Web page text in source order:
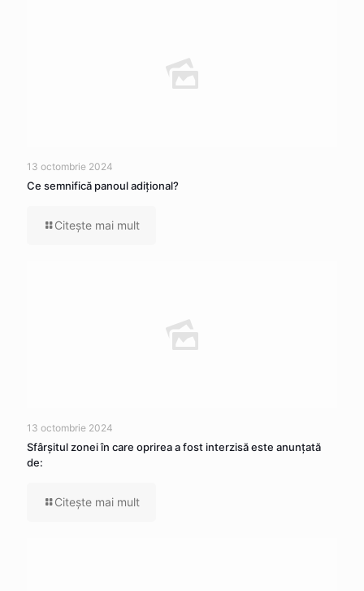
13 octombrie 2024
Ce semnifică panoul adițional?
Citeşte mai mult
13 octombrie 2024
Sfârșitul zonei în care oprirea a fost interzisă este anunțată
de:
Citeşte mai mult